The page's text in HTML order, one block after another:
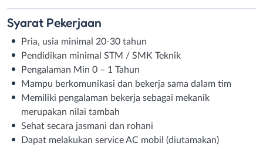
Syarat Pekerjaan
Pria, usia minimal 20-30 tahun
Pendidikan minimal STM / SMK Teknik
Pengalaman Min 0 – 1 Tahun
Mampu berkomunikasi dan bekerja sama dalam tim
Memiliki pengalaman bekerja sebagai mekanik
merupakan nilai tambah
Sehat secara jasmani dan rohani
Dapat melakukan service AC mobil (diutamakan)